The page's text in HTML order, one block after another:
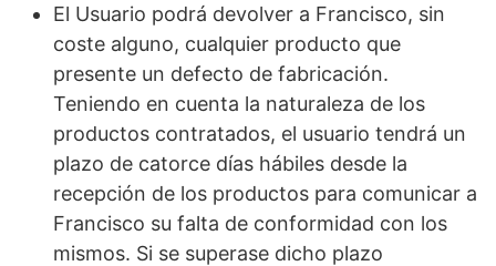
El Usuario podrá devolver a Francisco, sin
coste alguno, cualquier producto que
presente un defecto de fabricación.
Teniendo en cuenta la naturaleza de los
productos contratados, el usuario tendrá un
plazo de catorce días hábiles desde la
recepción de los productos para comunicar a
Francisco su falta de conformidad con los
mismos. Si se superase dicho plazo